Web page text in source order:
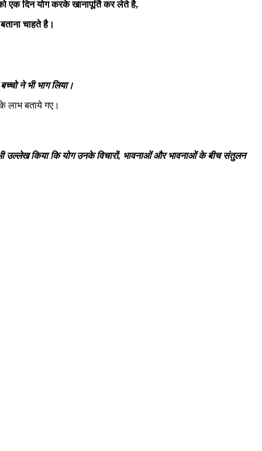
एक दिन योग करके खानापूर्ति कर लेते है,
चाहते है।
ने भी भाग लिया।
लाभ बताये गए।
उल्लेख किया कि योग उनके विचारों, भावनाओं और भावनाओं के बीच संतुलन